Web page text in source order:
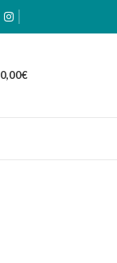
0,00€